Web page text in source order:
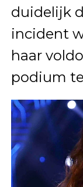
duidelijk
incident
haar
podium